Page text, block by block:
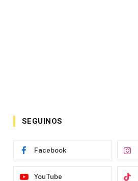
SEGUINOS
Facebook
YouTube